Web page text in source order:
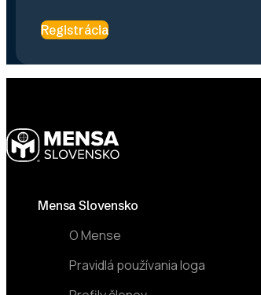
Registrácia
FooterMensa Slovensko
O Mense
Pravidlá používania loga